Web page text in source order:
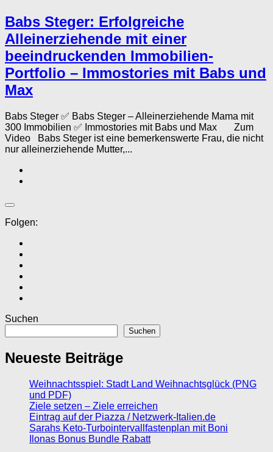
Babs Steger: Erfolgreiche
Alleinerziehende mit einer
beeindruckenden Immobilien-
Portfolio – Immostories mit Babs und
Max
Babs Steger ✅ Babs Steger – Alleinerziehende Mama mit
300 Immobilien ✅ Immostories mit Babs und Max Zum
Video Babs Steger ist eine bemerkenswerte Frau, die nicht
nur alleinerziehende Mutter,...
Folgen:
Suchen
Suchen
Neueste Beiträge
Weihnachtsspiel: Stadt Land Weihnachtsglück (PNG
und PDF)
Ziele setzen – Ziele erreichen
Eintrag auf der Piazza / Netzwerk-Italien.de
Sarahs Keto-Turbointervallfastenplan mit Boni
Ilonas Bonus Bundle Rabatt